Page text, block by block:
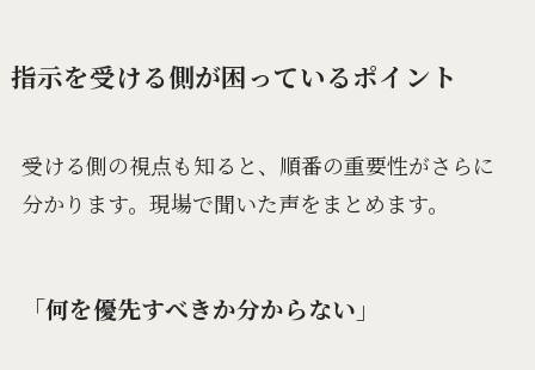
指示を受ける側が困っているポイント
受ける側の視点も知ると、順番の重要性がさらに
分かります。現場で聞いた声をまとめます。
「何を優先すべきか分からない」